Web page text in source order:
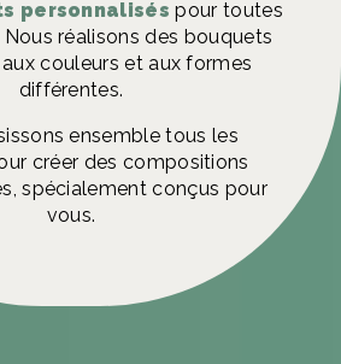
personnaliséspour toutes
réalisons des bouquets
couleurs et aux formes
différentes.
ensemble tous les
créer des compositions
spécialement conçus pour
vous.